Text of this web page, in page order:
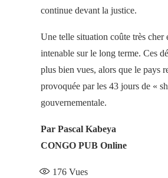
continue devant la justice.
Une telle situation coûte très cher
intenable sur le long terme. Ces
plus bien vues, alors que le pays
provoquée par les 43 jours de «
gouvernementale.
Par Pascal Kabeya
CONGO PUB Online
176 Vues